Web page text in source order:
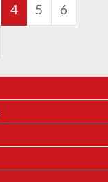
4 5 6